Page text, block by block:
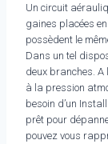
Un circuit
gaines placées
possèdent le
Dans un tel
deux branches. A
à la pression
besoin d’un
prêt pour
pouvez vous